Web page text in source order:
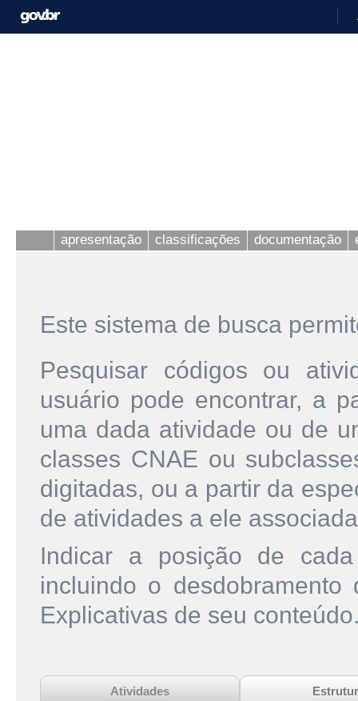
apresentação classificações documentação
Este sistema de busca
Pesquisar códigos ou
usuário pode encontrar, a
uma dada atividade ou de
classes CNAE ou
digitadas, ou a partir da
de atividades a ele
Indicar a posição de
incluindo o
Explicativas de seu
Atividades